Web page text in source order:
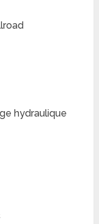
hydraulique